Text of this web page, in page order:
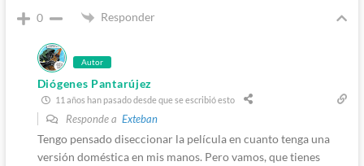
0 Responder
Autor
Diógenes Pantarújez
11 años han pasado desde que se escribió esto
Responde a Exteban
Tengo pensado diseccionar la película en cuanto tenga una
versión doméstica en mis manos. Pero vamos, que tienes